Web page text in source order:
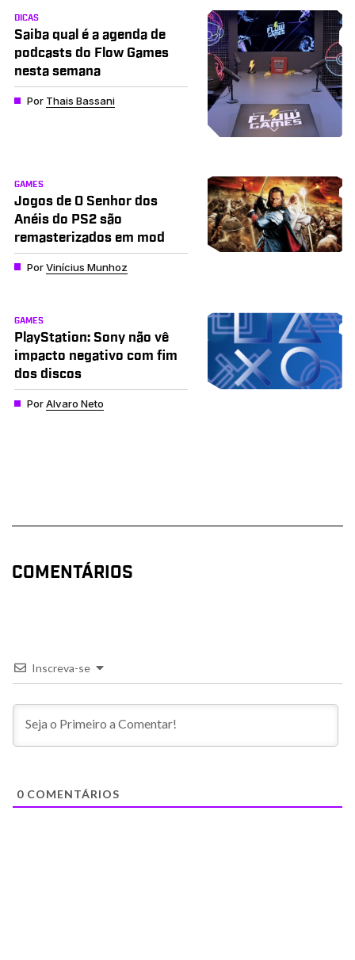
DICAS
Saiba qual é a agenda de
podcasts do Flow Games
nesta semana
Por Thais Bassani
GAMES
Jogos de O Senhor dos
Anéis do PS2 são
remasterizados em mod
PorVinícius Munhoz
GAMES
PlayStation: Sony não vê
impacto negativo com fim
dos discos
PorAlvaro Neto
COMENTÁRIOS
Inscreva-se
0 COMENTÁRIOS